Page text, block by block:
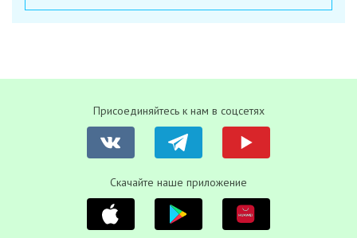
Присоединяйтесь к нам в соцсетях
Скачайте наше приложение